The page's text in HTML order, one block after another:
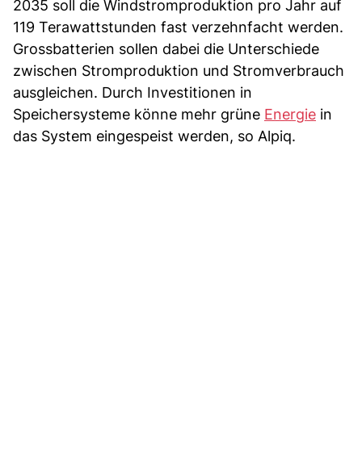
2035 soll die Windstromproduktion pro Jahr auf
119 Terawattstunden fast verzehnfacht werden.
Grossbatterien sollen dabei die Unterschiede
zwischen Stromproduktion und Stromverbrauch
ausgleichen. Durch Investitionen in
Speichersysteme könne mehr grüne Energie in
das System eingespeist werden, so Alpiq.